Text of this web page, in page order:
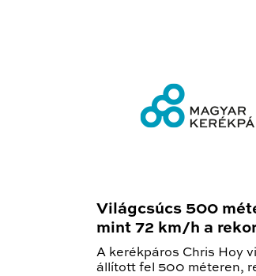
Világcsúcs 500
mint 72 km/h a
A kerékpáros Chris Hoy
állított fel 500 méteren,